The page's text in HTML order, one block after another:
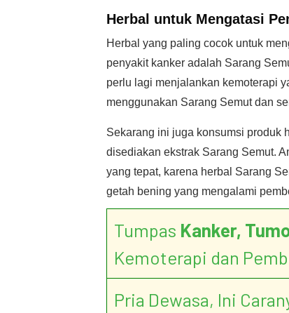
Herbal untuk Mengatasi
Herbal yang paling cocok untuk
penyakit kanker adalah Sarang
perlu lagi menjalankan kemoterapi
menggunakan Sarang Semut dan
Sekarang ini juga konsumsi produk
disediakan ekstrak Sarang Semut.
yang tepat, karena herbal Sarang
getah bening yang mengalami
Tumpas Kanker,
Kemoterapi dan
Pria Dewasa, Ini